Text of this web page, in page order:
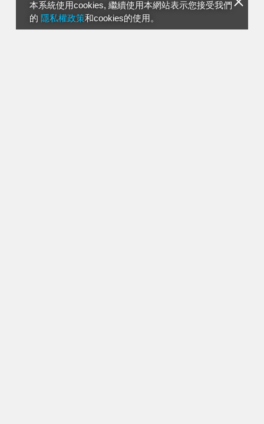
本系統使用cookies, 繼續使用本網站表示您接受我們
的 隱私權政策和cookies的使用。